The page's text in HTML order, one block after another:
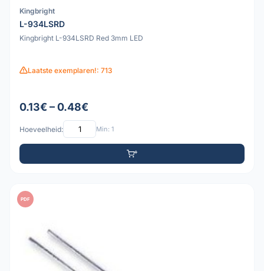
Kingbright
L-934LSRD
Kingbright L-934LSRD Red 3mm LED
Laatste exemplaren!: 713
0.13€ – 0.48€
Hoeveelheid: Min: 1
PDF